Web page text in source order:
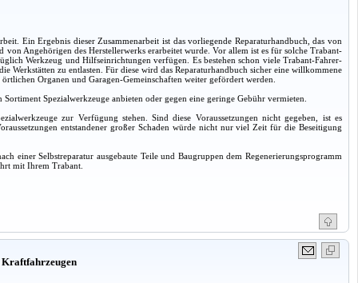
Ein Ergebnis dieser Zusammenarbeit ist das vorliegende Reparaturhandbuch, das von
Angehörigen des Herstellerwerks erarbeitet wurde. Vor allem ist es für solche Trabant-
Werkzeug und Hilfseinrichtungen verfügen. Es bestehen schon viele Trabant-Fahrer-
Werkstätten zu entlasten. Für diese wird das Reparaturhandbuch sicher eine willkommene
Organen und Garagen-Gemeinschaften weiter gefördert werden.
Spezialwerkzeuge anbieten oder gegen eine geringe Gebühr vermieten.
zur Verfügung stehen. Sind diese Voraussetzungen nicht gegeben, ist es
entstandener großer Schaden würde nicht nur viel Zeit für die Beseitigung
einer Selbstreparatur ausgebaute Teile und Baugruppen dem Regenerierungsprogramm
mit Ihrem Trabant.